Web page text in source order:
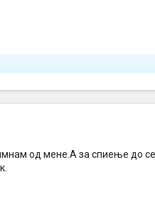
од мене.А за спиење до